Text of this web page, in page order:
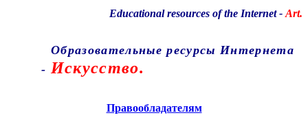
Educational resources of the Internet- Art.
Образовательные ресурсы Интернета
- Искусство.
Правообладателям